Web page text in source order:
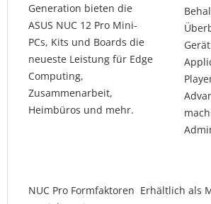
Generation bieten die
ASUS NUC 12 Pro Mini-
PCs, Kits und Boards die
neueste Leistung für Edge
Computing,
Zusammenarbeit,
Heimbüros und mehr.
NUC Pro Formfaktoren Erhältlich als